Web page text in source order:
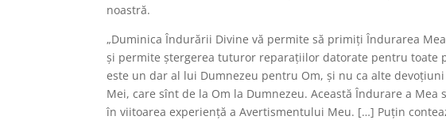
noastră.
„Duminica Îndurării Divine vă permite să primiți Îndurarea
și permite ștergerea tuturor reparațiilor datorate pentru toate
este un dar al lui Dumnezeu pentru Om, și nu ca alte
Mei, care sînt de la Om la Dumnezeu. Această Îndurare a
în viitoarea experiență a Avertismentului Meu. […] Puțin